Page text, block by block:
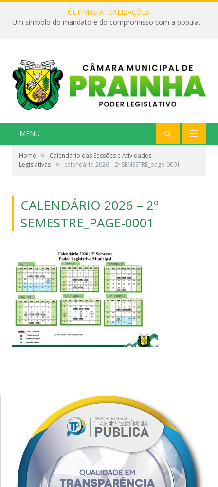
ÚLTIMAS ATUALIZAÇÕES:
Um símbolo do mandato e do compromisso com a população
MENU
Home »
Calendário das Sessões e Atividades
Legislativas » calendário 2026 – 2º SEMESTRE_page-0001
CALENDÁRIO 2026 – 2º
SEMESTRE_PAGE-0001